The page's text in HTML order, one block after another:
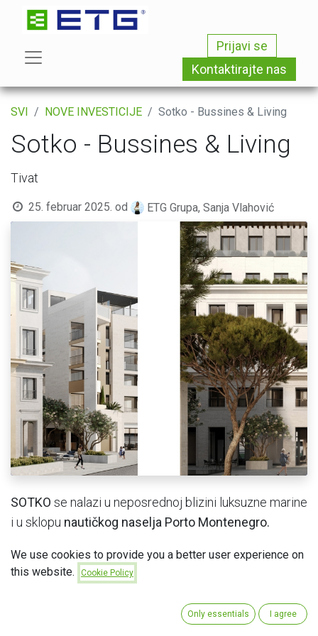
Prijavi se
Kontaktirajte nas
SVI NOVE INVESTICIJE Sotko - Bussines & Living
Sotko - Bussines & Living
Tivat
25. februar 2025. od ETG Grupa, Sanja Vlahović
SOTKO se nalazi u neposrednoj blizini luksuzne marine
i u sklopu nautičkog naselja Porto Montenegro.
We use cookies to provide you a better user experience on
this website.
Cookie Policy
Only essentials I agree